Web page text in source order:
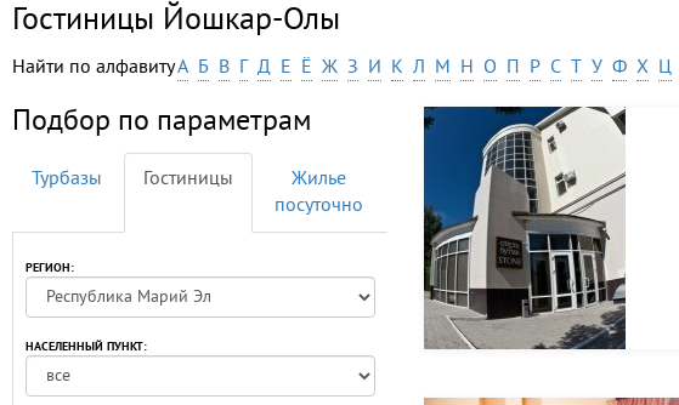
Гостиницы Йошкар-Олы
Найти по алфавитуА Б В Г Д Е Ё Ж З И К Л М Н О П Р С Т У Ф Х Ц
Подбор по параметрам
Турбазы Гостиницы
Жилье
посуточно
РЕГИОН:
НАСЕЛЕННЫЙ ПУНКТ: